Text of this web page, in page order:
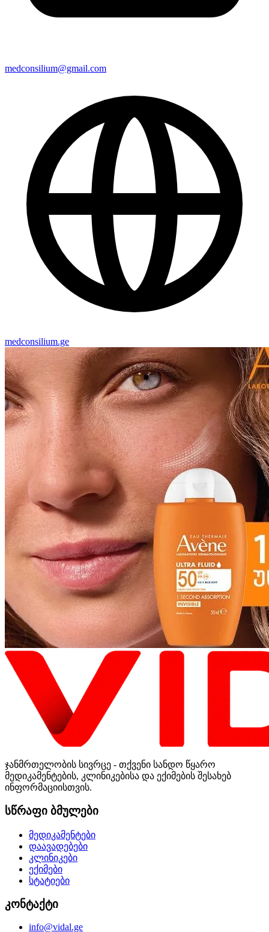
medconsilium@gmail.com
medconsilium.ge
ჯანმრთელობის სივრცე - თქვენი სანდო წყარო
მედიკამენტების, კლინიკებისა და ექიმების შესახებ
ინფორმაციისთვის.
სწრაფი ბმულები
მედიკამენტები
დაავადებები
კლინიკები
ექიმები
სტატიები
კონტაქტი
info@vidal.ge